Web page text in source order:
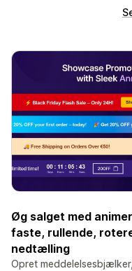
Øg salget med
faste, rullende,
nedtælling
Opret